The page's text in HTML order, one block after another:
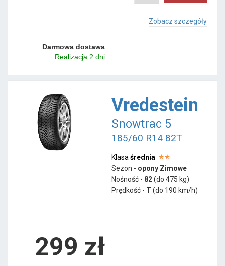
Zobacz szczegóły
Darmowa dostawa
Realizacja 2 dni
Vredestein
Snowtrac 5
185/60 R14 82T
Klasa średnia
Sezon - opony Zimowe
Nośność - 82(do 475 kg)
Prędkość - T (do 190 km/h)
299 zł